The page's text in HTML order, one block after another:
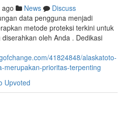
News
Discuss
data pengguna menjadi
metode proteksi terkini untuk
oleh Anda . Dedikasi
41824848/alaskatoto-
merupakan-prioritas-terpenting
Upvoted